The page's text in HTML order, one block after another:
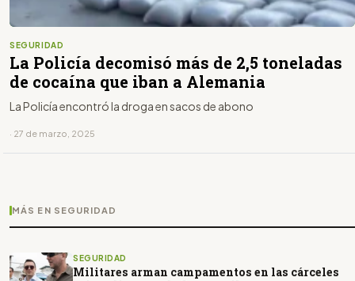
SEGURIDAD
La Policía decomisó más de 2,5 toneladas
de cocaína que iban a Alemania
La Policía encontró la droga en sacos de abono
· 27 de marzo, 2025
MÁS EN SEGURIDAD
SEGURIDAD
Militares arman campamentos en las cárceles